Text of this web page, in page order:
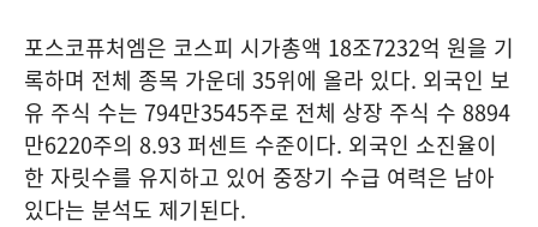
포스코퓨처엠은 코스피 시가총액 18조7232억 원을 기
록하며 전체 종목 가운데 35위에 올라 있다. 외국인 보
유 주식 수는 794만3545주로 전체 상장 주식 수 8894
만6220주의 8.93 퍼센트 수준이다. 외국인 소진율이
한 자릿수를 유지하고 있어 중장기 수급 여력은 남아
있다는 분석도 제기된다.